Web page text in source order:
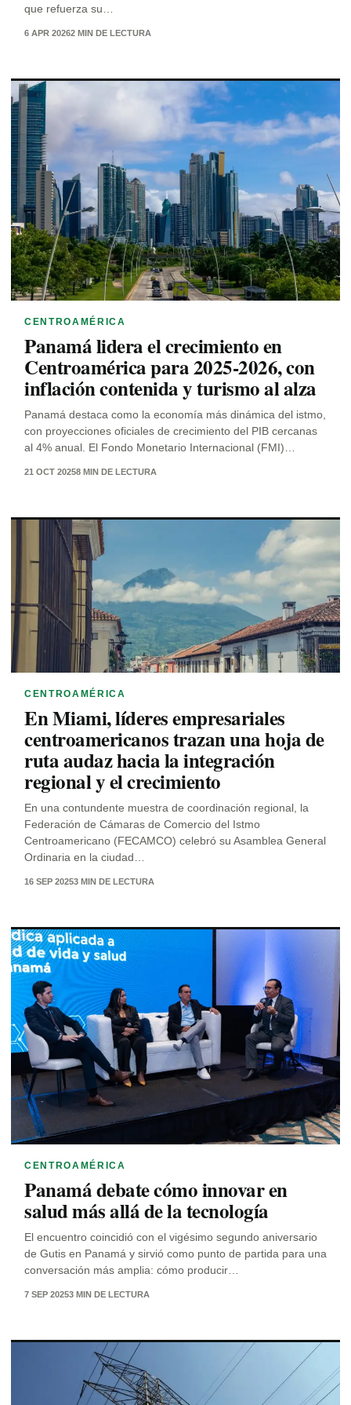
que refuerza su…
6 APR 20262 MIN DE LECTURA
CENTROAMÉRICA
Panamá lidera el crecimiento en
Centroamérica para 2025-2026, con
inflación contenida y turismo al alza
Panamá destaca como la economía más dinámica del istmo,
con proyecciones oficiales de crecimiento del PIB cercanas
al 4% anual. El Fondo Monetario Internacional (FMI)…
21 OCT 20258 MIN DE LECTURA
CENTROAMÉRICA
En Miami, líderes empresariales
centroamericanos trazan una hoja de
ruta audaz hacia la integración
regional y el crecimiento
En una contundente muestra de coordinación regional, la
Federación de Cámaras de Comercio del Istmo
Centroamericano (FECAMCO) celebró su Asamblea General
Ordinaria en la ciudad…
16 SEP 20253 MIN DE LECTURA
CENTROAMÉRICA
Panamá debate cómo innovar en
salud más allá de la tecnología
El encuentro coincidió con el vigésimo segundo aniversario
de Gutis en Panamá y sirvió como punto de partida para una
conversación más amplia: cómo producir…
7 SEP 20253 MIN DE LECTURA